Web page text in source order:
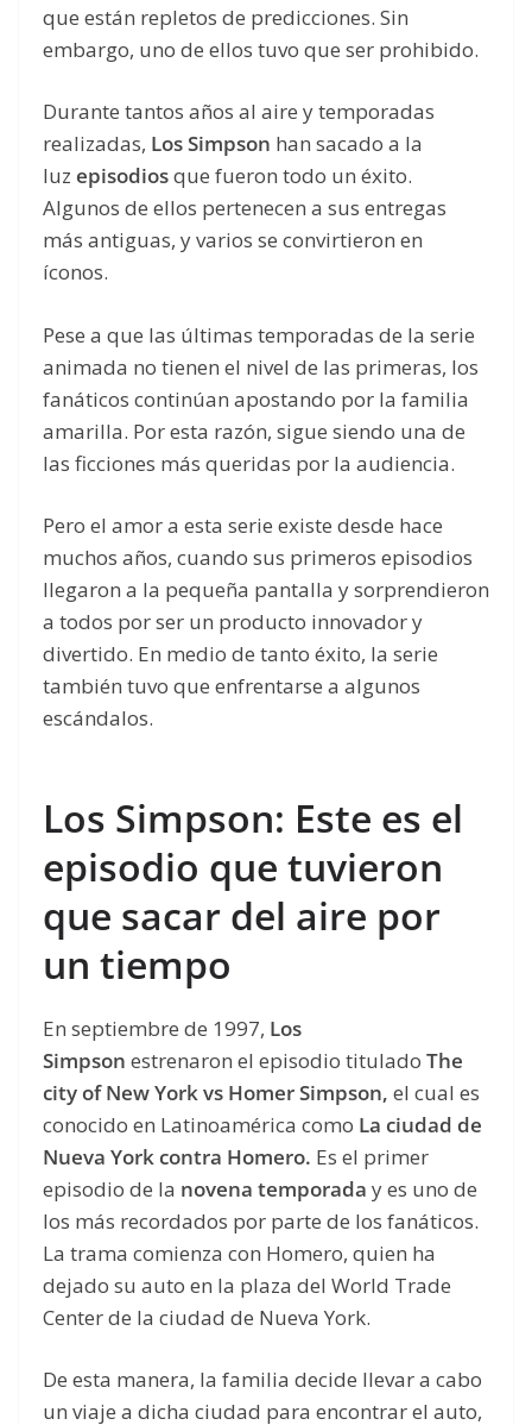
que están repletos de predicciones. Sin
embargo, uno de ellos tuvo que ser prohibido.
Durante tantos años al aire y temporadas
realizadas, Los Simpson han sacado a la
luz episodiosque fueron todo un éxito.
Algunos de ellos pertenecen a sus entregas
más antiguas, y varios se convirtieron en
íconos.
Pese a que las últimas temporadas de la serie
animada no tienen el nivel de las primeras, los
fanáticos continúan apostando por la familia
amarilla. Por esta razón, sigue siendo una de
las ficciones más queridas por la audiencia.
Pero el amor a esta serie existe desde hace
muchos años, cuando sus primeros episodios
llegaron a la pequeña pantalla y sorprendieron
a todos por ser un producto innovador y
divertido. En medio de tanto éxito, la serie
también tuvo que enfrentarse a algunos
escándalos.
Los Simpson: Este es el
episodio que tuvieron
que sacar del aire por
un tiempo
En septiembre de 1997, Los
Simpson estrenaron el episodio titulado The
city of New York vs Homer Simpson, el cual es
conocido en Latinoamérica como La ciudad de
Nueva York contra Homero. Es el primer
episodio de la novena temporada y es uno de
los más recordados por parte de los fanáticos.
La trama comienza con Homero, quien ha
dejado su auto en la plaza del World Trade
Center de la ciudad de Nueva York.
De esta manera, la familia decide llevar a cabo
un viaje a dicha ciudad para encontrar el auto,